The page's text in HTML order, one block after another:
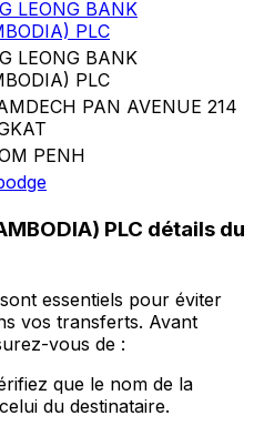
LEONG BANK
PLC
LEONG BANK
PLC
PAN AVENUE 214
PENH
PLC détails du
essentiels pour éviter
vos transferts. Avant
vous de :
que le nom de la
du destinataire.